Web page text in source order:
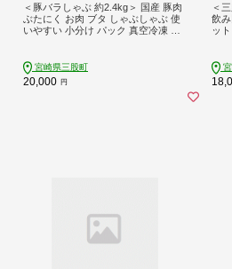
＜豚バラしゃぶ 約2.4kg＞ 国産 豚肉
ぶたにく お肉 ブタ しゃぶしゃぶ 使
いやすい 小分け パック 真空冷凍 お
1】【TRINITY】
宮崎県三股町
20,000 円
＜
飲
ッ
晩
b】
合同